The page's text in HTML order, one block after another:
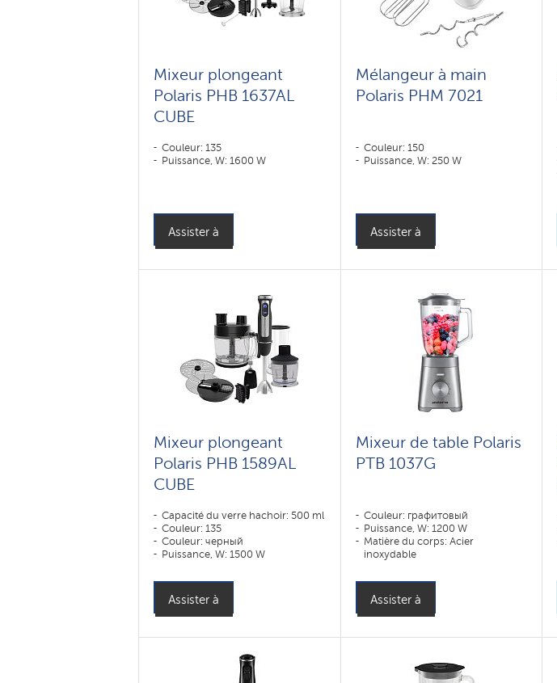
Mixeur plongeant
Polaris PHB 1637AL
CUBE
Couleur: 135
Puissance, W: 1600 W
Assister à
Mélangeur à main
Polaris PHM 7021
Couleur: 150
Puissance, W: 250 W
Assister à
Mixeur plongeant
Polaris PHB 1589AL
CUBE
Capacité du verre hachoir: 500 ml
Couleur: 135
Couleur: черный
Puissance, W: 1500 W
Assister à
Mixeur de table Polaris
PTB 1037G
Couleur: графитовый
Puissance, W: 1200 W
Matière du corps: Acier
inoxydable
Assister à